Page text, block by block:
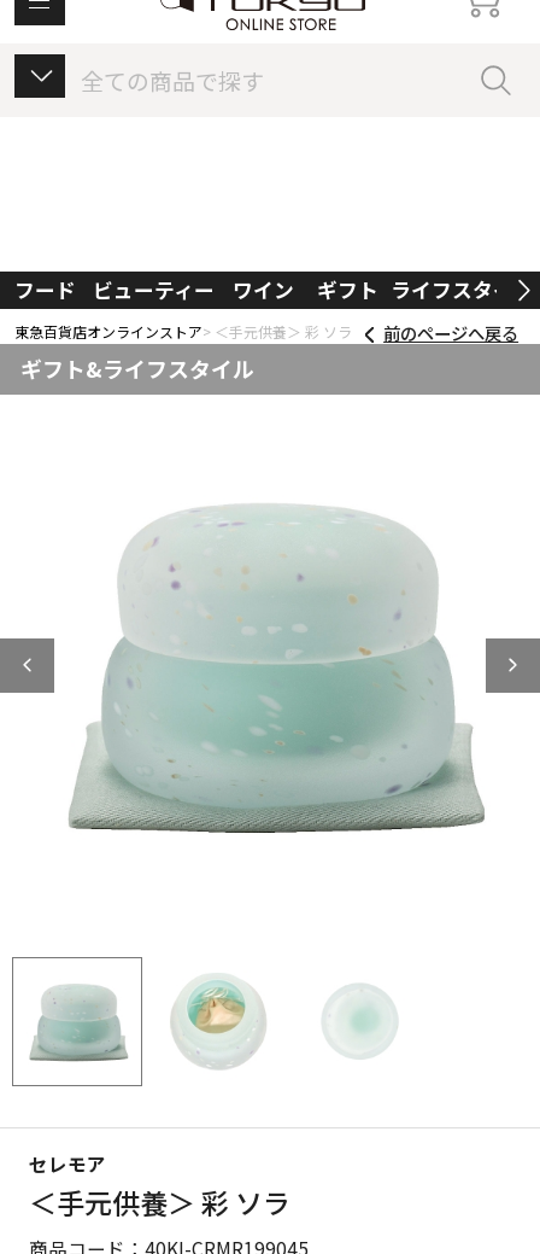
東急百貨店オンラインストアについて
フード ビューティー ワイン ギフト ライフスタイル
東急百貨店オンラインストア ＜手元供養＞ 彩 ソラ 前のページへ戻る
セレモア
＜手元供養＞ 彩 ソラ
商品コード：40KI-CRMR199045
ギフト&ライフスタイル